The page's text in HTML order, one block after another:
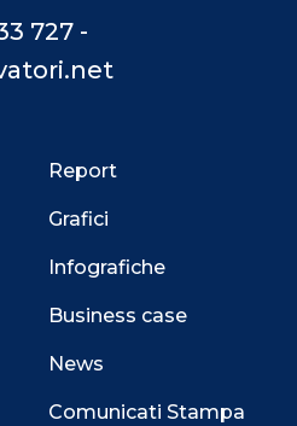
727 -
Report
Grafici
Infografiche
Business case
News
Comunicati Stampa